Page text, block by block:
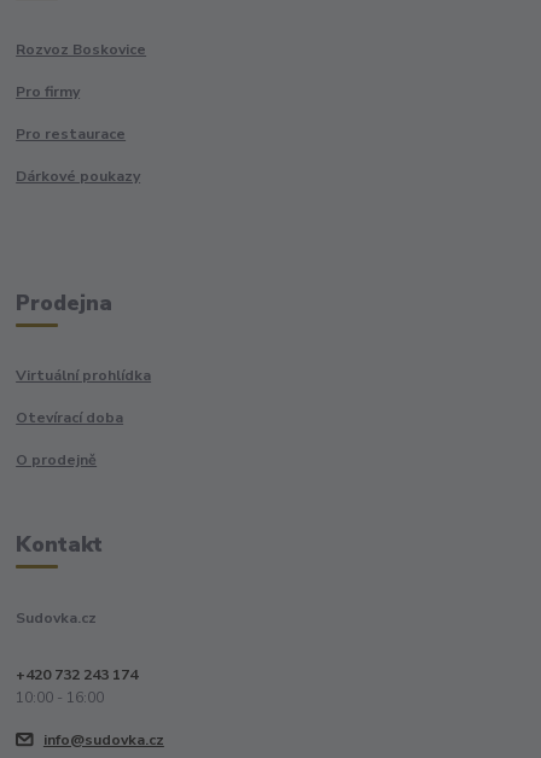
Rozvoz Boskovice
Pro firmy
Pro restaurace
Dárkové poukazy
Prodejna
Virtuální prohlídka
Otevírací doba
O prodejně
Kontakt
Sudovka.cz
+420 732 243 174
10:00 - 16:00
info@sudovka.cz